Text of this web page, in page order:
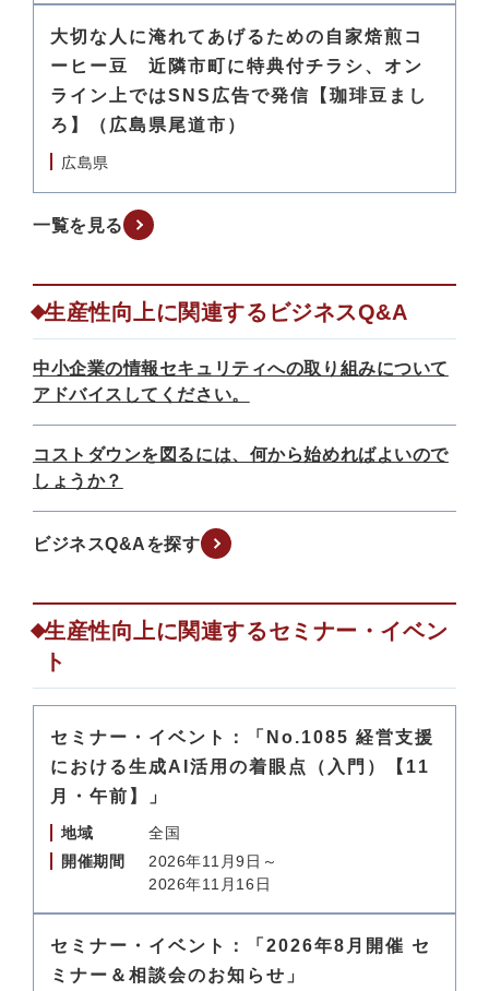
大切な人に淹れてあげるための自家焙煎コ
ーヒー豆 近隣市町に特典付チラシ、オン
ライン上ではSNS広告で発信【珈琲豆まし
ろ】（広島県尾道市）
広島県
一覧を見る
生産性向上に関連するビジネスQ&A
中小企業の情報セキュリティへの取り組みについて
アドバイスしてください。
コストダウンを図るには、何から始めればよいので
しょうか？
ビジネスQ&Aを探す
生産性向上に関連するセミナー・イベン
ト
セミナー・イベント：「No.1085 経営支援
における生成AI活用の着眼点（入門）【11
月・午前】」
地域
全国
開催期間
2026年11月9日～
2026年11月16日
セミナー・イベント：「2026年8月開催 セ
ミナー＆相談会のお知らせ」